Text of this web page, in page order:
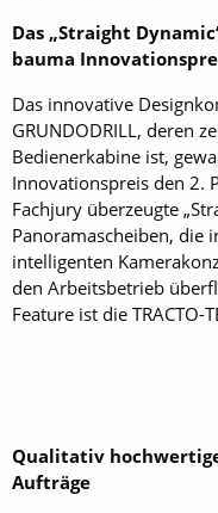
Das „Straight
bauma
Das innovative
GRUNDODRILL, deren
Bedienerkabine ist,
Innovationspreis den 2.
Fachjury überzeugte
Panoramascheiben, die
intelligenten
den Arbeitsbetrieb
Feature ist die TRACTO-
Qualitativ
Aufträge